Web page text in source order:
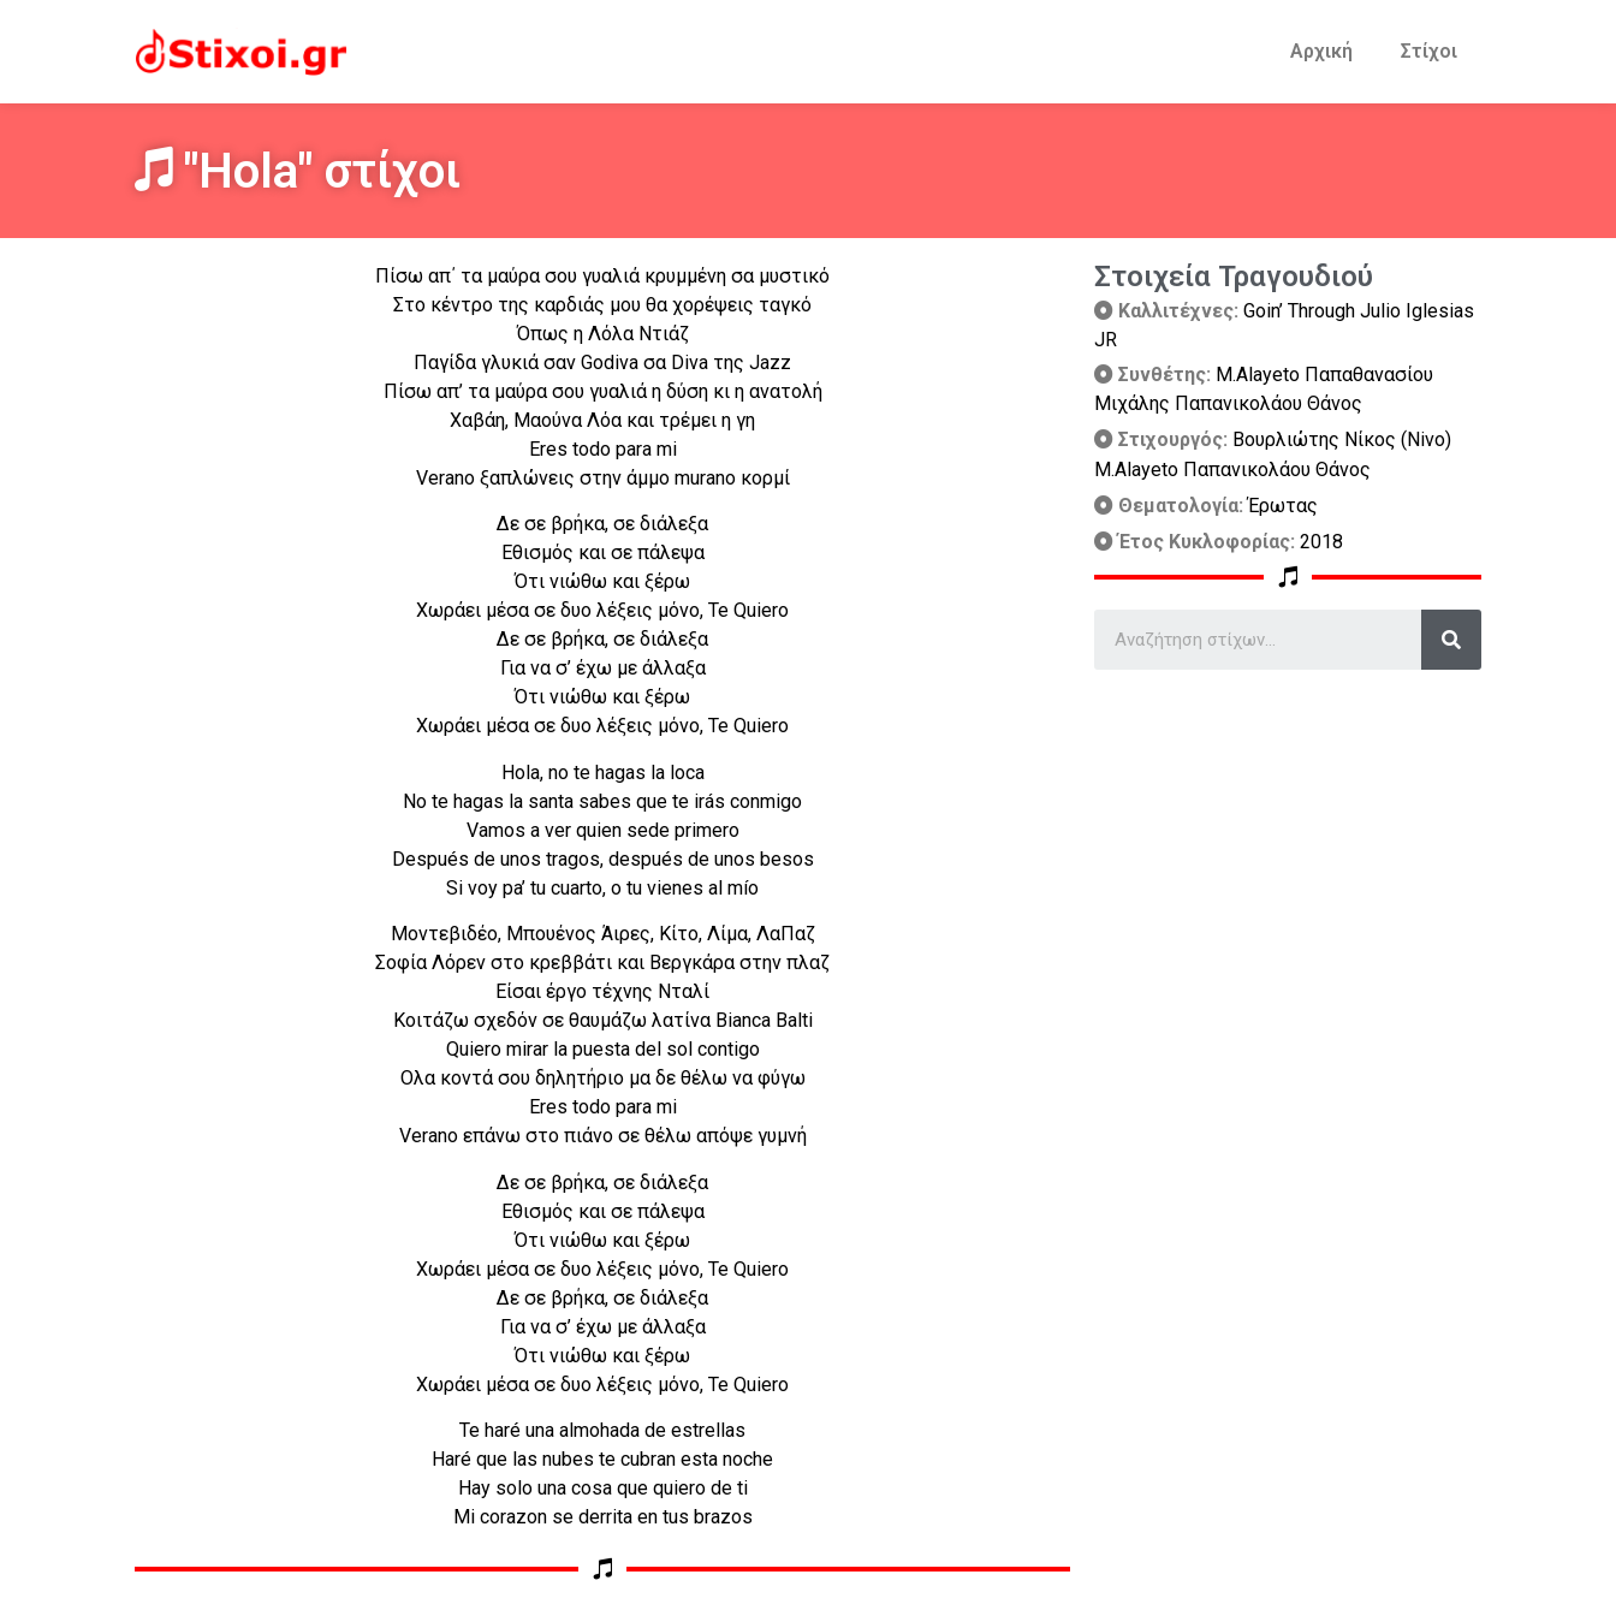
Αρχική Στίχοι
"Hola" στίχοι
Πίσω απ΄ τα μαύρα σου γυαλιά κρυμμένη σα μυστικό
Στο κέντρο της καρδιάς μου θα χορέψεις ταγκό
Όπως η Λόλα Ντιάζ
Παγίδα γλυκιά σαν Godiva σα Diva της Jazz
Πίσω απ’ τα μαύρα σου γυαλιά η δύση κι η ανατολή
Χαβάη, Μαούνα Λόα και τρέμει η γη
Eres todo para mi
Verano ξαπλώνεις στην άμμο murano κορμί
Δε σε βρήκα, σε διάλεξα
Εθισμός και σε πάλεψα
Ότι νιώθω και ξέρω
Χωράει μέσα σε δυο λέξεις μόνο, Te Quiero
Δε σε βρήκα, σε διάλεξα
Για να σ’ έχω με άλλαξα
Ότι νιώθω και ξέρω
Χωράει μέσα σε δυο λέξεις μόνο, Te Quiero
Hola, no te hagas la loca
No te hagas la santa sabes que te irás conmigo
Vamos a ver quien sede primero
Después de unos tragos, después de unos besos
Si voy pa’ tu cuarto, o tu vienes al mío
Μοντεβιδέο, Μπουένος Άιρες, Κίτο, Λίμα, ΛαΠαζ
Σοφία Λόρεν στο κρεββάτι και Βεργκάρα στην πλαζ
Είσαι έργο τέχνης Νταλί
Κοιτάζω σχεδόν σε θαυμάζω λατίνα Bianca Balti
Quiero mirar la puesta del sol contigo
Ολα κοντά σου δηλητήριο μα δε θέλω να φύγω
Eres todo para mi
Verano επάνω στο πιάνο σε θέλω απόψε γυμνή
Δε σε βρήκα, σε διάλεξα
Εθισμός και σε πάλεψα
Ότι νιώθω και ξέρω
Χωράει μέσα σε δυο λέξεις μόνο, Te Quiero
Δε σε βρήκα, σε διάλεξα
Για να σ’ έχω με άλλαξα
Ότι νιώθω και ξέρω
Χωράει μέσα σε δυο λέξεις μόνο, Te Quiero
Te haré una almohada de estrellas
Haré que las nubes te cubran esta noche
Hay solo una cosa que quiero de ti
Mi corazon se derrita en tus brazos
Στοιχεία Τραγουδιού
Καλλιτέχνες: Goin’ Through Julio Iglesias
JR
Συνθέτης: Μ.Alayeto Παπαθανασίου
Μιχάλης Παπανικολάου Θάνος
Στιχουργός: Βουρλιώτης Νίκος (Nivo)
Μ.Alayeto Παπανικολάου Θάνος
Θεματολογία:Έρωτας
Έτος Κυκλοφορίας: 2018